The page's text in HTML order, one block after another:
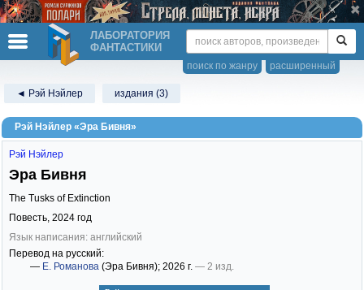
ЛАБОРАТОРИЯ
ФАНТАСТИКИ
расширенный
поиск по жанру
◄ Рэй Нэйлер издания (3)
Рэй Нэйлер «Эра Бивня»
Рэй Нэйлер
Эра Бивня
The Tusks of Extinction
Повесть, 2024 год
Язык написания: английский
Перевод на русский:
— Е. Романова (Эра Бивня); 2026 г. — 2 изд.